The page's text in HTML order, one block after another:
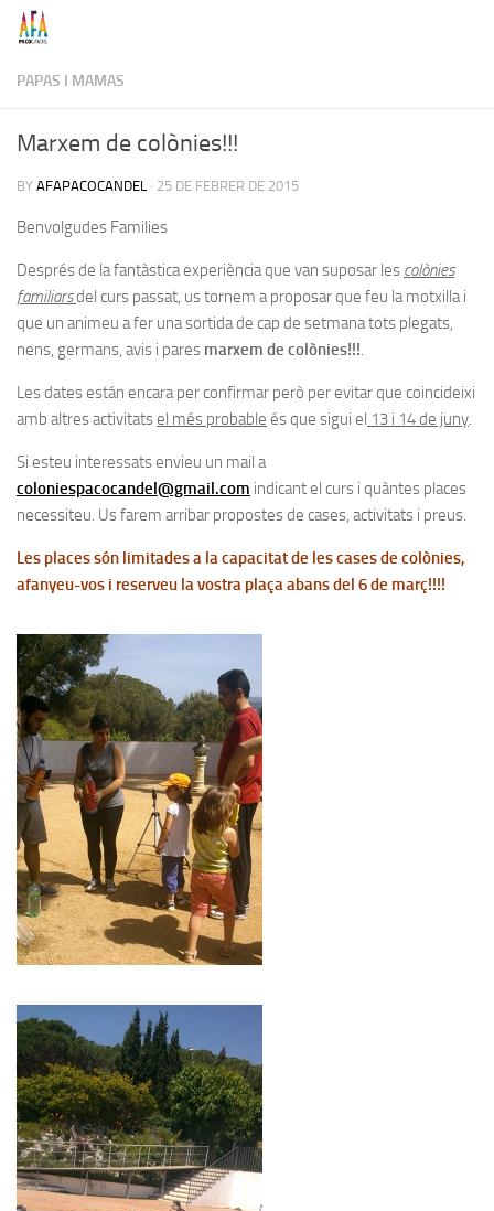
Skip to content
PAPAS I MAMAS
Marxem de colònies!!!
BY AFAPACOCANDEL · 25 DE FEBRER DE 2015
Benvolgudes Families
Després de la fantàstica experiència que van suposar les colònies
familiarsdel curs passat, us tornem a proposar que feu la motxilla i
que un animeu a fer una sortida de cap de setmana tots plegats,
nens, germans, avis i pares marxem de colònies!!!.
Les dates están encara per confirmar però per evitar que coincideixi
amb altres activitatsel més probable és que sigui el 13 i 14 de juny.
Si esteu interessats envieu un mail a
coloniespacocandel@gmail.com indicant el curs i quàntes places
necessiteu. Us farem arribar propostes de cases, activitats i preus.
Les places són limitades a la capacitat de les cases de colònies,
afanyeu-vos i reserveu la vostra plaça abans del 6 de març!!!!